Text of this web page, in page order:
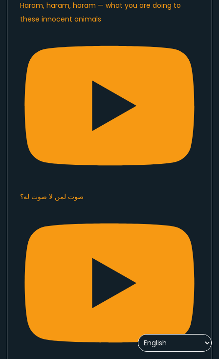
Haram, haram, haram — what you are doing to
these innocent animals
صوت لمن لا صوت له؟